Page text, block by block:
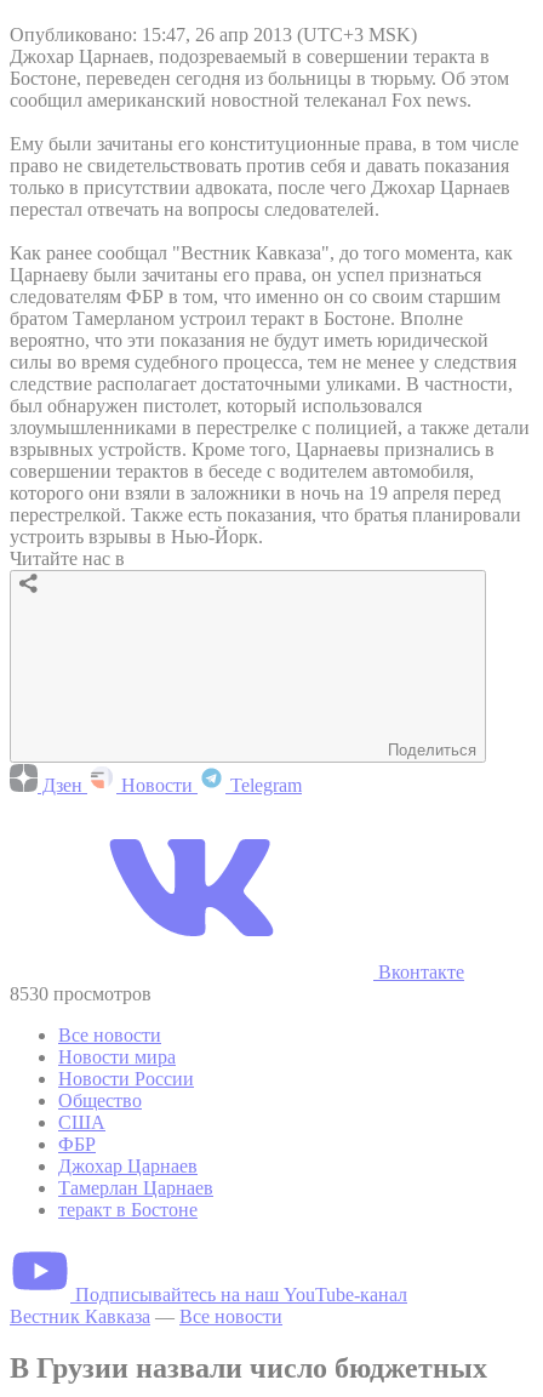
Опубликовано: 15:47, 26 апр 2013 (UTC+3 MSK)
Джохар Царнаев, подозреваемый в совершении теракта в
Бостоне, переведен сегодня из больницы в тюрьму. Об этом
сообщил американский новостной телеканал Fox news.
Ему были зачитаны его конституционные права, в том числе
право не свидетельствовать против себя и давать показания
только в присутствии адвоката, после чего Джохар Царнаев
перестал отвечать на вопросы следователей.
Как ранее сообщал "Вестник Кавказа", до того момента, как
Царнаеву были зачитаны его права, он успел признаться
следователям ФБР в том, что именно он со своим старшим
братом Тамерланом устроил теракт в Бостоне. Вполне
вероятно, что эти показания не будут иметь юридической
силы во время судебного процесса, тем не менее у следствия
следствие располагает достаточными уликами. В частности,
был обнаружен пистолет, который использовался
злоумышленниками в перестрелке с полицией, а также детали
взрывных устройств. Кроме того, Царнаевы признались в
совершении терактов в беседе с водителем автомобиля,
которого они взяли в заложники в ночь на 19 апреля перед
перестрелкой. Также есть показания, что братья планировали
устроить взрывы в Нью-Йорк.
Читайте нас в
Поделиться
Дзен Новости Telegram
Вконтакте
8530 просмотров
Все новости
Новости мира
Новости России
Общество
США
ФБР
Джохар Царнаев
Тамерлан Царнаев
теракт в Бостоне
Подписывайтесь на наш YouTube-канал
Вестник Кавказа — Все новости
В Грузии назвали число бюджетных